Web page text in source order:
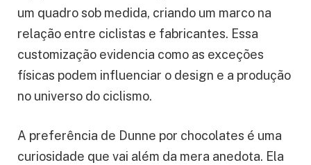
um quadro sob medida, criando um marco na
relação entre ciclistas e fabricantes. Essa
customização evidencia como as exceções
físicas podem influenciar o design e a produção
no universo do ciclismo.
A preferência de Dunne por chocolates é uma
curiosidade que vai além da mera anedota. Ela